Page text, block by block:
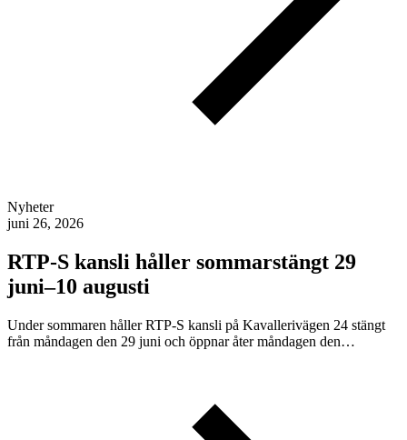
Nyheter
juni 26, 2026
RTP-S kansli håller sommarstängt 29
juni–10 augusti
Under sommaren håller RTP-S kansli på Kavallerivägen 24 stängt
från måndagen den 29 juni och öppnar åter måndagen den…